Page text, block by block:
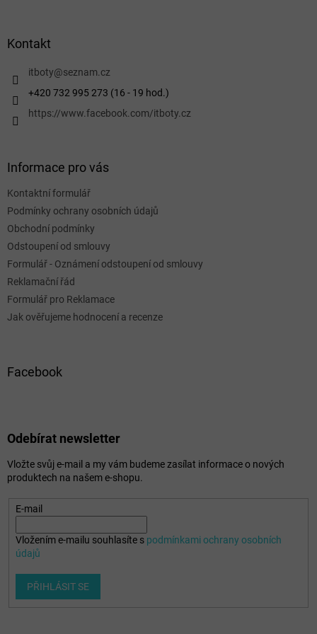
Kontakt
itboty@seznam.cz
+420 732 995 273 (16 - 19 hod.)
https://www.facebook.com/itboty.cz
Informace pro vás
Kontaktní formulář
Podmínky ochrany osobních údajů
Obchodní podmínky
Odstoupení od smlouvy
Formulář - Oznámení odstoupení od smlouvy
Reklamační řád
Formulář pro Reklamace
Jak ověřujeme hodnocení a recenze
Facebook
Odebírat newsletter
Vložte svůj e-mail a my vám budeme zasílat informace o nových
produktech na našem e-shopu.
E-mail
Vložením e-mailu souhlasíte s podmínkami ochrany osobních
údajů
PŘIHLÁSIT SE